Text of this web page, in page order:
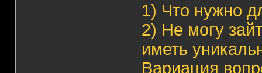
1) Что нужно
2) Не могу
иметь
Вариация